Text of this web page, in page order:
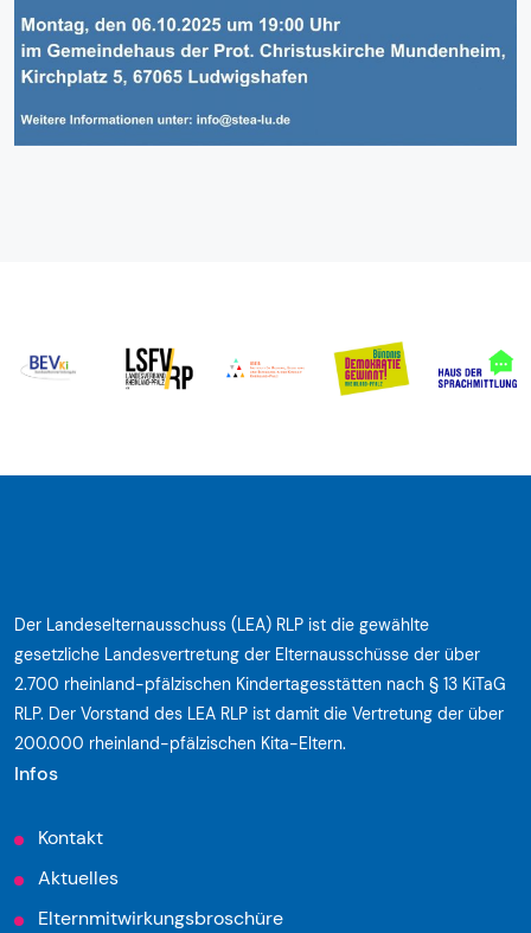
Der Landeselternausschuss (LEA) RLP ist die gewählte
gesetzliche Landesvertretung der Elternausschüsse der über
2.700 rheinland-pfälzischen Kindertagesstätten nach § 13 KiTaG
RLP. Der Vorstand des LEA RLP ist damit die Vertretung der über
200.000 rheinland-pfälzischen Kita-Eltern.
Infos
Kontakt
Aktuelles
Elternmitwirkungsbroschüre